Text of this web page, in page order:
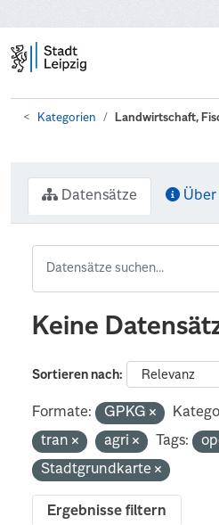
Kategorien Landwirtschaft,
Datensätze Über
Keine
Sortieren nach
Formate: GPKG
tran
agri Tags:
Stadtgrundkarte
Ergebnisse filtern